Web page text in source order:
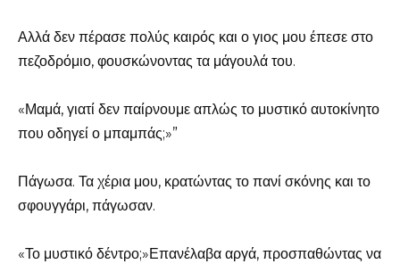
Αλλά δεν πέρασε πολύς καιρός και ο γιος μου έπεσε στο
πεζοδρόμιο, φουσκώνοντας τα μάγουλά του.
«Μαμά, γιατί δεν παίρνουμε απλώς το μυστικό αυτοκίνητο
που οδηγεί ο μπαμπάς;»”
Πάγωσα. Τα χέρια μου, κρατώντας το πανί σκόνης και το
σφουγγάρι, πάγωσαν.
«Το μυστικό δέντρο;»Επανέλαβα αργά, προσπαθώντας να